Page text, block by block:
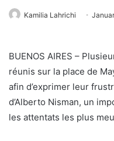
Kamilia Lahrichi
BUENOS AIRES –
réunis sur la place de
afin d’exprimer leur
d’Alberto Nisman, un
les attentats les plus